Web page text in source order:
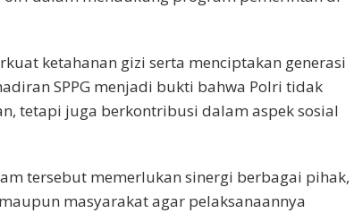
ketahanan gizi serta menciptakan generasi
SPPG menjadi bukti bahwa Polri tidak
tetapi juga berkontribusi dalam aspek sosial
tersebut memerlukan sinergi berbagai pihak,
masyarakat agar pelaksanaannya